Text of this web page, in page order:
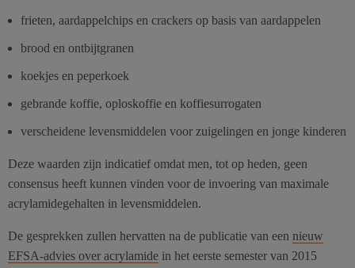
frieten, aardappelchips en crackers op basis van aardappelen
brood en ontbijtgranen
koekjes en peperkoek
gebrande koffie, oploskoffie en koffiesurrogaten
verscheidene levensmiddelen voor zuigelingen en jonge kinderen
Deze waarden zijn indicatief omdat men, tot op heden, geen
consensus heeft kunnen vinden voor de invoering van maximale
acrylamidegehalten in levensmiddelen.
De gesprekken zullen hervatten na de publicatie van een nieuw
EFSA-advies over acrylamide in het eerste semester van 2015